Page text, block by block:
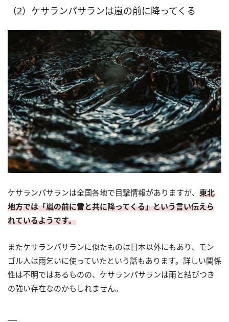
（2）ケサランパサランは嵐の前に降ってくる
ケサランパサランは全国各地で目撃情報がありますが、 東北
地方では「嵐の前に雷と共に降ってくる」という言い伝えら
れているようです。
またケサランパサランに似たものは日本以外にもあり、モン
ゴル人は雨乞いに使っていたという話もあります。詳しい関係
性は不明ではあるものの、ケサランパサランは雨と結びつき
の強い存在なのかもしれません。